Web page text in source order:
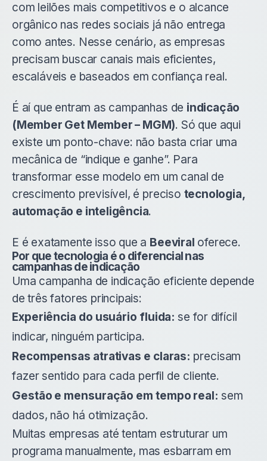
com leilões mais competitivos e o alcance
orgânico nas redes sociais já não entrega
como antes. Nesse cenário, as empresas
precisam buscar canais mais eficientes,
escaláveis e baseados em confiança real.
É aí que entram as campanhas de indicação
(Member Get Member – MGM). Só que aqui
existe um ponto-chave: não basta criar uma
mecânica de “indique e ganhe”. Para
transformar esse modelo em um canal de
crescimento previsível, é preciso tecnologia,
automação e inteligência.
E é exatamente isso que a Beeviral oferece.
Por que tecnologia é o diferencial nas
campanhas de indicação
Uma campanha de indicação eficiente depende
de três fatores principais:
Experiência do usuário fluida: se for difícil
indicar, ninguém participa.
Recompensas atrativas e claras: precisam
fazer sentido para cada perfil de cliente.
Gestão e mensuração em tempo real: sem
dados, não há otimização.
Muitas empresas até tentam estruturar um
programa manualmente, mas esbarram em